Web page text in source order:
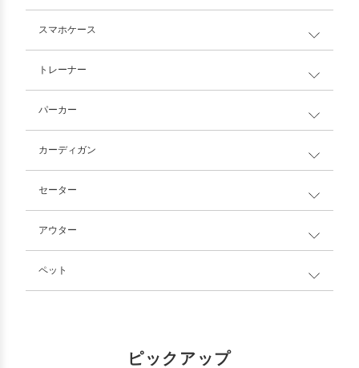
スマホケース
トレーナー
パーカー
カーディガン
セーター
アウター
ペット
ピックアップ